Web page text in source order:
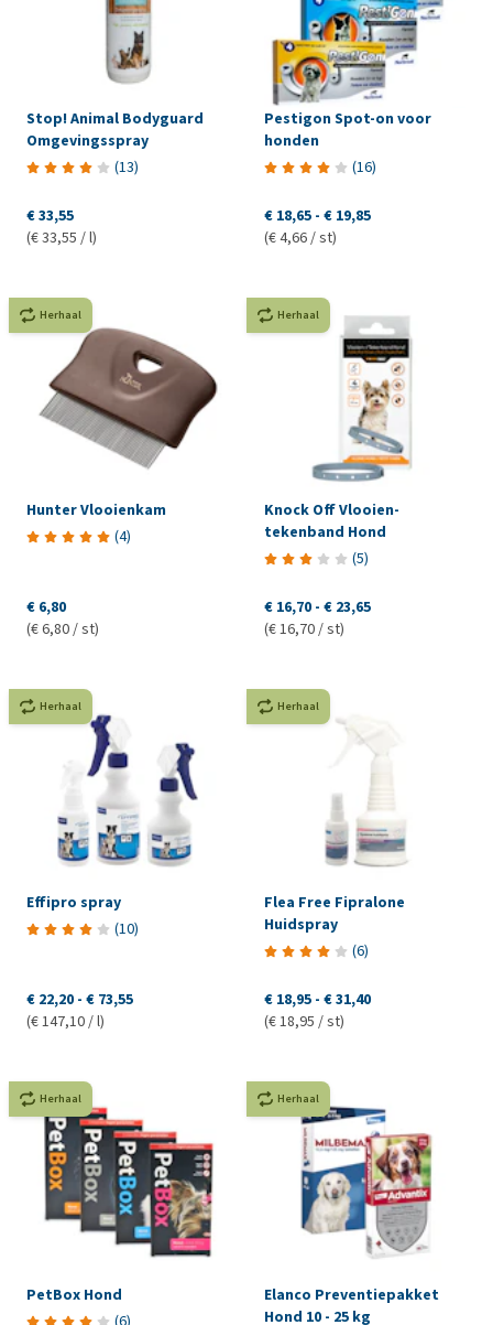
Stop! Animal Bodyguard
Omgevingsspray
(13)
€ 33,55
(€ 33,55 / l)
Pestigon Spot-on voor
honden
(16)
€ 18,65 - € 19,85
(€ 4,66 / st)
Herhaal
Hunter Vlooienkam
(4)
€ 6,80
(€ 6,80 / st)
Herhaal
Knock Off Vlooien-
tekenband Hond
(5)
€ 16,70 - € 23,65
(€ 16,70 / st)
Herhaal
Effipro spray
(10)
€ 22,20 - € 73,55
(€ 147,10 / l)
Herhaal
Flea Free Fipralone
Huidspray
(6)
€ 18,95 - € 31,40
(€ 18,95 / st)
Herhaal
PetBox Hond
Herhaal
Elanco Preventiepakket
Hond 10 - 25 kg